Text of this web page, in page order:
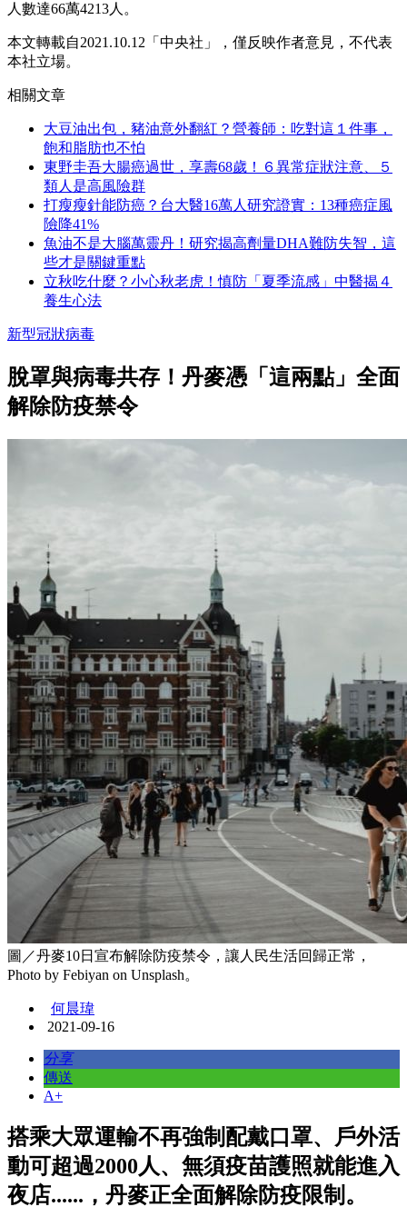
人數達66萬4213人。
本文轉載自2021.10.12「中央社」，僅反映作者意見，不代表
本社立場。
相關文章
大豆油出包，豬油意外翻紅？營養師：吃對這１件事，
飽和脂肪也不怕
東野圭吾大腸癌過世，享壽68歲！６異常症狀注意、５
類人是高風險群
打瘦瘦針能防癌？台大醫16萬人研究證實：13種癌症風
險降41%
魚油不是大腦萬靈丹！研究揭高劑量DHA難防失智，這
些才是關鍵重點
立秋吃什麼？小心秋老虎！慎防「夏季流感」中醫揭４
養生心法
新型冠狀病毒
脫罩與病毒共存！丹麥憑「這兩點」全面
解除防疫禁令
圖／丹麥10日宣布解除防疫禁令，讓人民生活回歸正常，
Photo by Febiyan on Unsplash。
何晨瑋
2021-09-16
分享
傳送
A+
搭乘大眾運輸不再強制配戴口罩、戶外活
動可超過2000人、無須疫苗護照就能進入
夜店......，丹麥正全面解除防疫限制。